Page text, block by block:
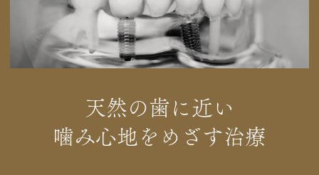
天然の歯に近い
噛み心地をめざす治療